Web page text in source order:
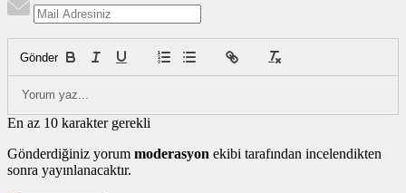
Gönder
En az 10 karakter gerekli
Gönderdiğiniz yorum moderasyon ekibi tarafından incelendikten
sonra yayınlanacaktır.